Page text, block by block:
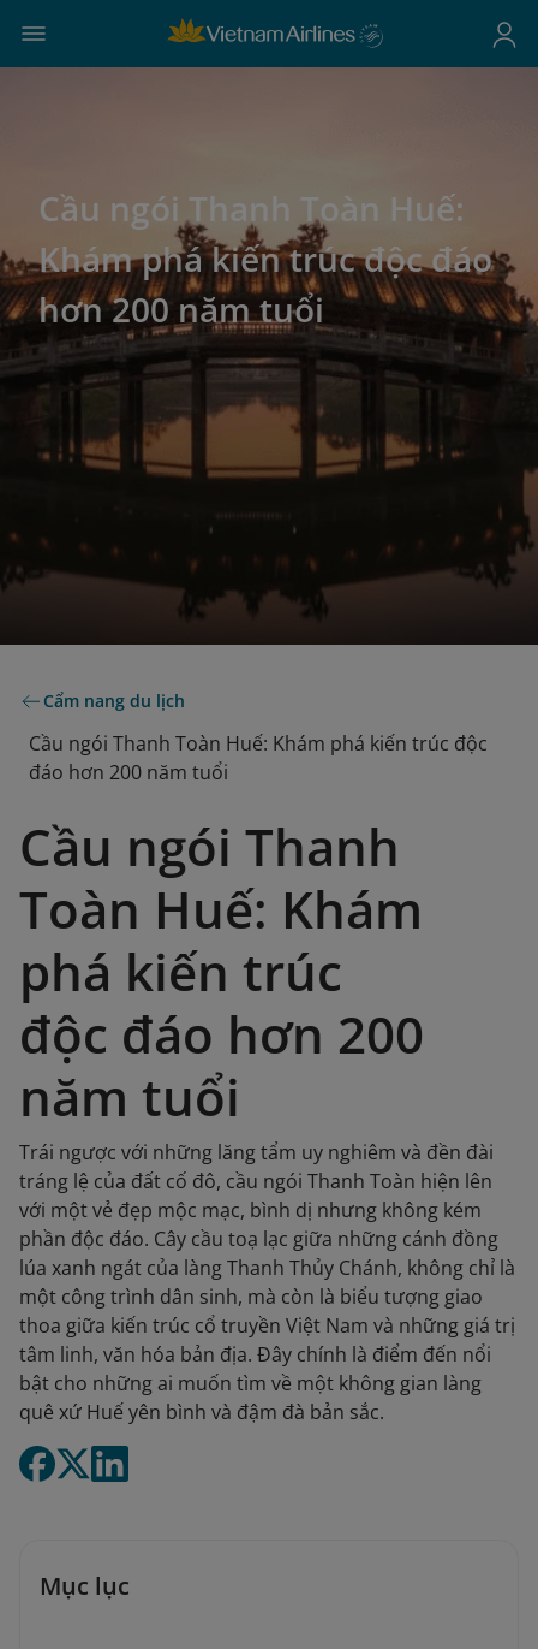
Cầu ngói Thanh Toàn Huế:
Khám phá kiến trúc độc đáo
hơn 200 năm tuổi
Cẩm nang du lịch
Cầu ngói Thanh Toàn Huế: Khám phá kiến trúc độc
đáo hơn 200 năm tuổi
Cầu ngói Thanh
Toàn Huế: Khám
phá kiến trúc
độc đáo hơn 200
năm tuổi
Trái ngược với những lăng tẩm uy nghiêm và đền đài
tráng lệ của đất cố đô, cầu ngói Thanh Toàn hiện lên
với một vẻ đẹp mộc mạc, bình dị nhưng không kém
phần độc đáo. Cây cầu toạ lạc giữa những cánh đồng
lúa xanh ngát của làng Thanh Thủy Chánh, không chỉ là
một công trình dân sinh, mà còn là biểu tượng giao
thoa giữa kiến trúc cổ truyền Việt Nam và những giá trị
tâm linh, văn hóa bản địa. Đây chính là điểm đến nổi
bật cho những ai muốn tìm về một không gian làng
quê xứ Huế yên bình và đậm đà bản sắc.
Mục lục